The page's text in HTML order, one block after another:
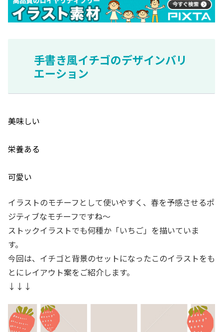
手書き風イチゴのデザインバリ
エーション
美味しい
栄養ある
可愛い
イラストのモチーフとして使いやすく、春を予感させるポ
ジティブなモチーフですね〜
ストックイラストでも何種か「いちご」を描いていま
す。
今回は、イチゴと背景のセットになったこのイラストをも
とにレイアウト案をご紹介します。
↓↓↓